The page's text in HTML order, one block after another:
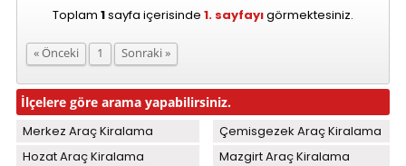
Toplam 1sayfa içerisinde 1. sayfayıgörmektesiniz.
« Önceki 1 Sonraki »
İlçelere göre arama yapabilirsiniz.
Merkez Araç Kiralama
Çemisgezek Araç Kiralama
Hozat Araç Kiralama
Mazgirt Araç Kiralama